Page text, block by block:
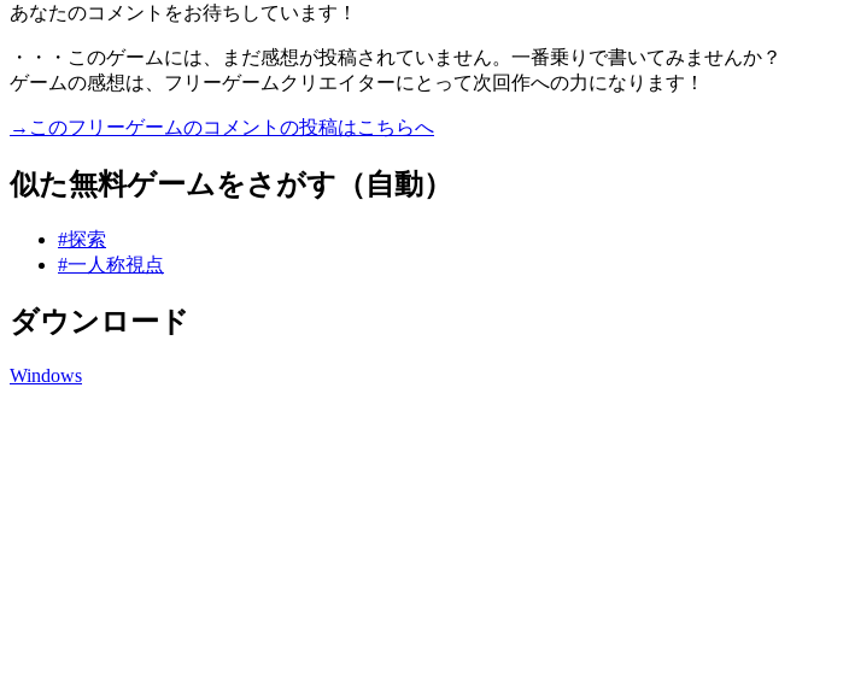
あなたのコメントをお待ちしています！
・・・このゲームには、まだ感想が投稿されていません。一番乗りで書いてみませんか？
ゲームの感想は、フリーゲームクリエイターにとって次回作への力になります！
→このフリーゲームのコメントの投稿はこちらへ
似た無料ゲームをさがす（自動）
#探索
#一人称視点
ダウンロード
Windows